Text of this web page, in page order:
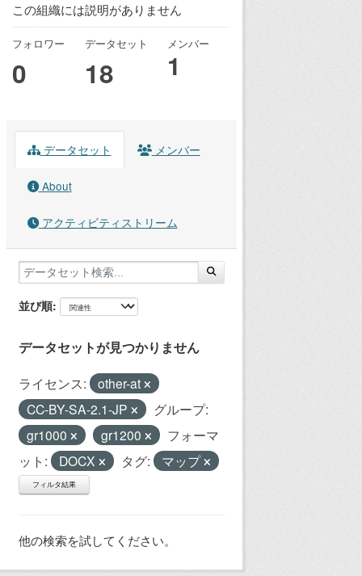
この組織には説明がありません
フォロワー
0
データセット
18
メンバー
1
データセット メンバー
About
アクティビティストリーム
並び順
データセットが見つかりません
ライセンス:
other-at
CC-BY-SA-2.1-JP
グループ:
gr1000
gr1200
フォーマ
ット:
DOCX タグ: マップ
フィルタ結果
他の検索を試してください。